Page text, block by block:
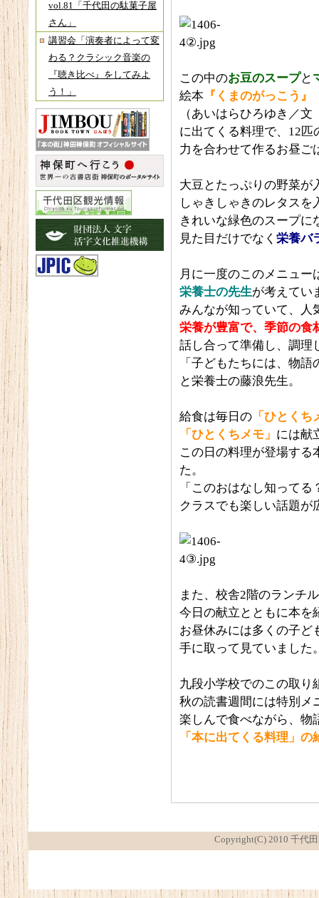
vol.81「千代田の駄菓子屋
さん」
講習会「演奏者によって変
わる？クラシック音楽の
『聴き比べ』をしてみよ
う！」
この中のお豆のスープと
絵本 『くまのがっこう』
（あいはらひろゆき／
に出てくる料理で、12
力を合わせて作るお昼ご
大豆とたっぷりの野菜が
しゃきしゃきのレタスを
きれいな緑色のスープに
見た目だけでなく 栄養バ
月に一度のこのメニュー
栄養士の先生が考えてい
みんなが知っていて、人
栄養が豊富で、季節の食
話し合って準備し、調理
「子どもたちには、物
と栄養士の藤浪先生。
給食は毎日の 「ひとくち
「ひとくちメモ」 には献
この日の料理が登場する
た。
「このおはなし知って
クラスでも楽しい話題が
また、校舎2階のランチ
今日の献立とともに本を
お昼休みには多くの子ど
手に取って見ていました
九段小学校でのこの取り
秋の読書週間には特別メ
楽しんで食べながら、物
「本に出てくる料理」の
Copyright(C) 2010 千代